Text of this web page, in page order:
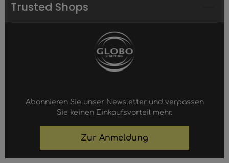
Trusted Shops
Abonnieren Sie unser Newsletter und verpassen
Sie keinen Einkaufsvorteil mehr.
Zur Anmeldung